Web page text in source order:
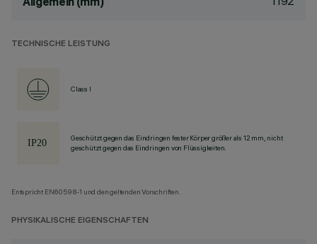
TECHNISCHE LEISTUNG
Class I
Geschützt gegen das Eindringen fester Körper größer als 12 mm, nicht
geschützt gegen das Eindringen von Flüssigkeiten.
Entspricht EN60598-1 und den geltenden Vorschriften.
PHYSIKALISCHE EIGENSCHAFTEN